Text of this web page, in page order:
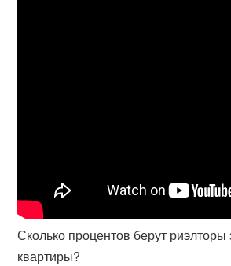
Сколько процентов берут
квартиры?